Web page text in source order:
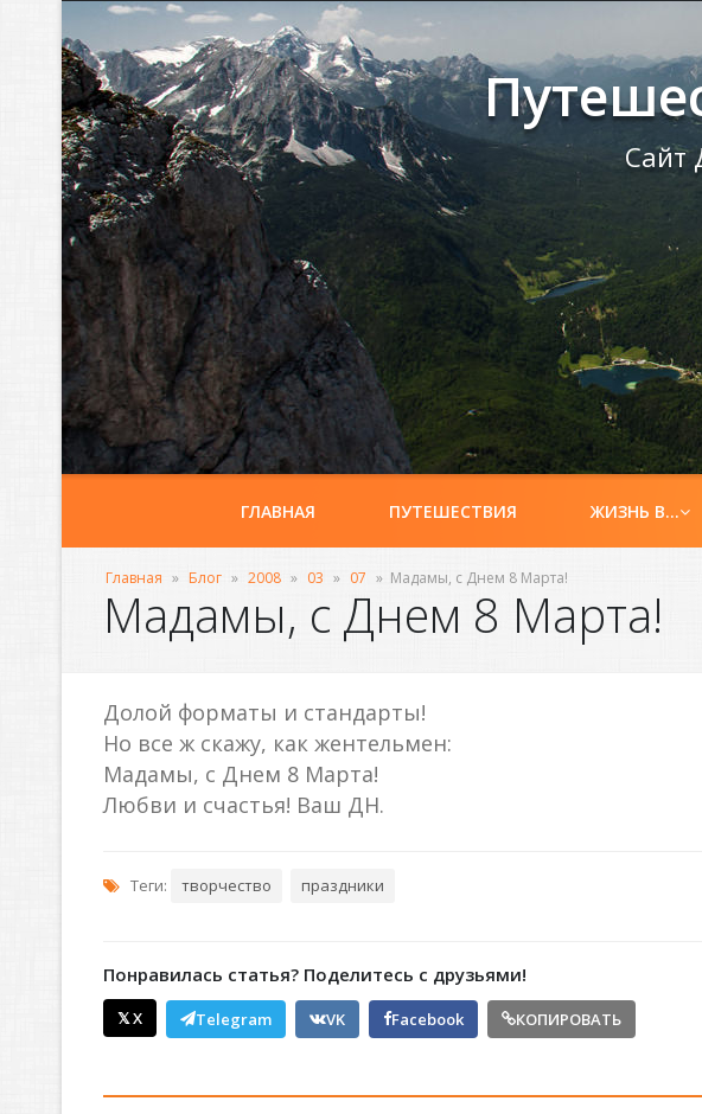
Сайт
ГЛАВНАЯ ПУТЕШЕСТВИЯ ЖИЗНЬ В…
Главная » Блог » 2008 » 03 » 07 » Мадамы, с Днем 8 Марта!
Мадамы, с Днем 8 Марта!
Долой форматы и стандарты!
Но все ж скажу, как жентельмен:
Мадамы, с Днем 8 Марта!
Любви и счастья! Ваш ДН.
Теги: творчество праздники
Понравилась статья? Поделитесь с друзьями!
𝕏 X Telegram VK Facebook КОПИРОВАТЬ